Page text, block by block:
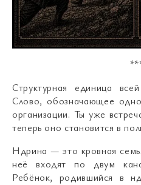
Структурная единица
Слово, обозначающее
организации. Ты уже
теперь оно становится в
Ндрина — это кровная
неё входят по двум
Ребёнок, родившийся в